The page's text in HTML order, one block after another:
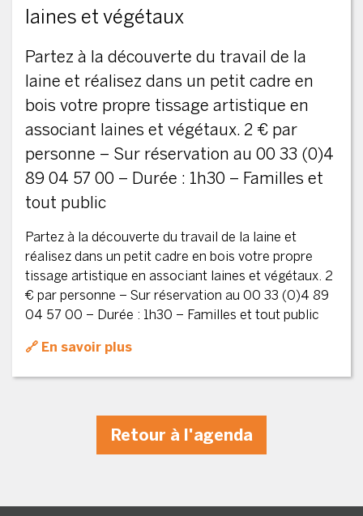
laines et végétaux
Partez à la découverte du travail de la
laine et réalisez dans un petit cadre en
bois votre propre tissage artistique en
associant laines et végétaux. 2 € par
personne – Sur réservation au 00 33 (0)4
89 04 57 00 – Durée : 1h30 – Familles et
tout public
Partez à la découverte du travail de la laine et
réalisez dans un petit cadre en bois votre propre
tissage artistique en associant laines et végétaux. 2
€ par personne – Sur réservation au 00 33 (0)4 89
04 57 00 – Durée : 1h30 – Familles et tout public
En savoir plus
Retour à l'agenda